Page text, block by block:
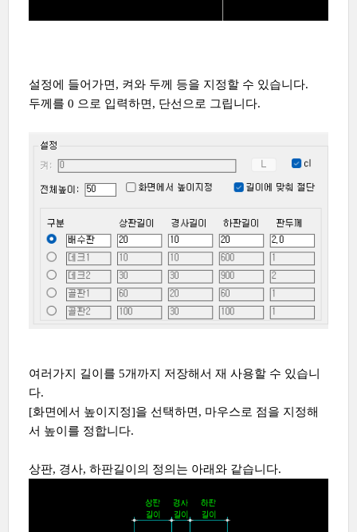
설정에 들어가면, 켜와 두께 등을 지정할 수 있습니다.
두께를 0 으로 입력하면, 단선으로 그립니다.
여러가지 길이를 5개까지 저장해서 재 사용할 수 있습니
다.
[화면에서 높이지정]을 선택하면, 마우스로 점을 지정해
서 높이를 정합니다.
상판, 경사, 하판길이의 정의는 아래와 같습니다.